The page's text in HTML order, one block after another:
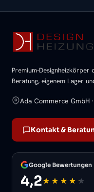
Premium-
Beratung, eigenem Lager
Ada Commerce GmbH
Kontakt &
Google Bewertungen
4,2